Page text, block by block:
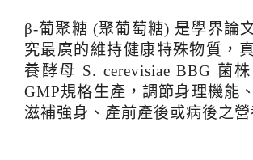
β-葡聚糖 (聚葡萄糖) 是學界論
究最廣的維持健康特殊物質，
養酵母 S. cerevisiae BBG 菌
GMP規格生產，調節身理機能
滋補強身、產前產後或病後之營